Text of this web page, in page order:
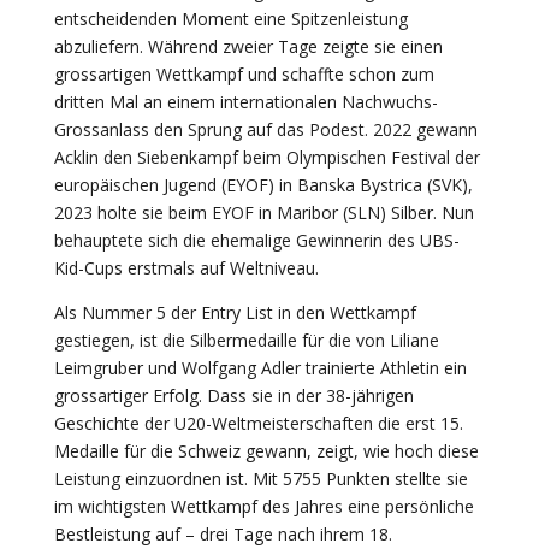
entscheidenden Moment eine Spitzenleistung
abzuliefern. Während zweier Tage zeigte sie einen
grossartigen Wettkampf und schaffte schon zum
dritten Mal an einem internationalen Nachwuchs-
Grossanlass den Sprung auf das Podest. 2022 gewann
Acklin den Siebenkampf beim Olympischen Festival der
europäischen Jugend (EYOF) in Banska Bystrica (SVK),
2023 holte sie beim EYOF in Maribor (SLN) Silber. Nun
behauptete sich die ehemalige Gewinnerin des UBS-
Kid-Cups erstmals auf Weltniveau.
Als Nummer 5 der Entry List in den Wettkampf
gestiegen, ist die Silbermedaille für die von Liliane
Leimgruber und Wolfgang Adler trainierte Athletin ein
grossartiger Erfolg. Dass sie in der 38-jährigen
Geschichte der U20-Weltmeisterschaften die erst 15.
Medaille für die Schweiz gewann, zeigt, wie hoch diese
Leistung einzuordnen ist. Mit 5755 Punkten stellte sie
im wichtigsten Wettkampf des Jahres eine persönliche
Bestleistung auf – drei Tage nach ihrem 18.